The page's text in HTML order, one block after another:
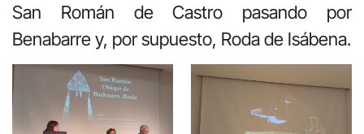
San Román de Castro pasando por
Benabarre y, por supuesto, Roda de Isábena.